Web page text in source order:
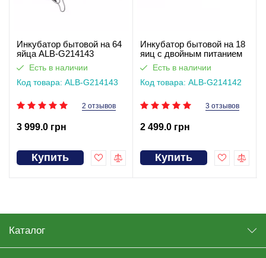
Инкубатор бытовой на 64
яйца ALB-G214143
Есть в наличии
Код товара: ALB-G214143
2 отзывов
3 999.0 грн
Купить
Инкубатор бытовой на 18
яиц с двойным питанием
ALB-G214142
Есть в наличии
Код товара: ALB-G214142
3 отзывов
2 499.0 грн
Купить
Каталог